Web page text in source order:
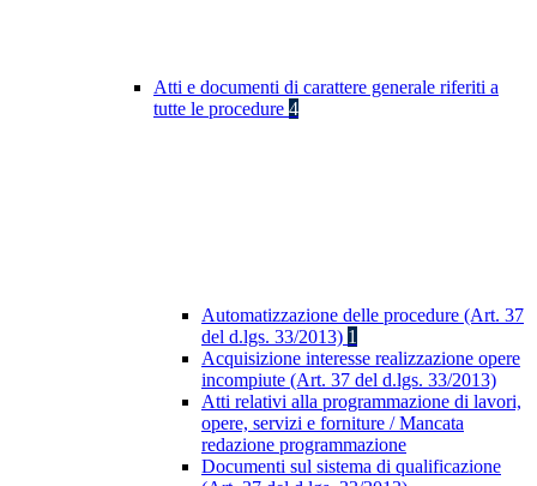
Atti e documenti di carattere generale riferiti a
tutte le procedure 4
Automatizzazione delle procedure (Art. 37
del d.lgs. 33/2013) 1
Acquisizione interesse realizzazione opere
incompiute (Art. 37 del d.lgs. 33/2013)
Atti relativi alla programmazione di lavori,
opere, servizi e forniture / Mancata
redazione programmazione
Documenti sul sistema di qualificazione